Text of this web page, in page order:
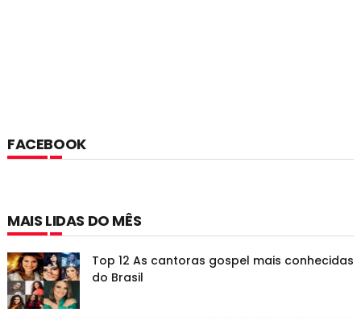
FACEBOOK
MAIS LIDAS DO MÊS
Top 12 As cantoras gospel mais conhecidas
do Brasil